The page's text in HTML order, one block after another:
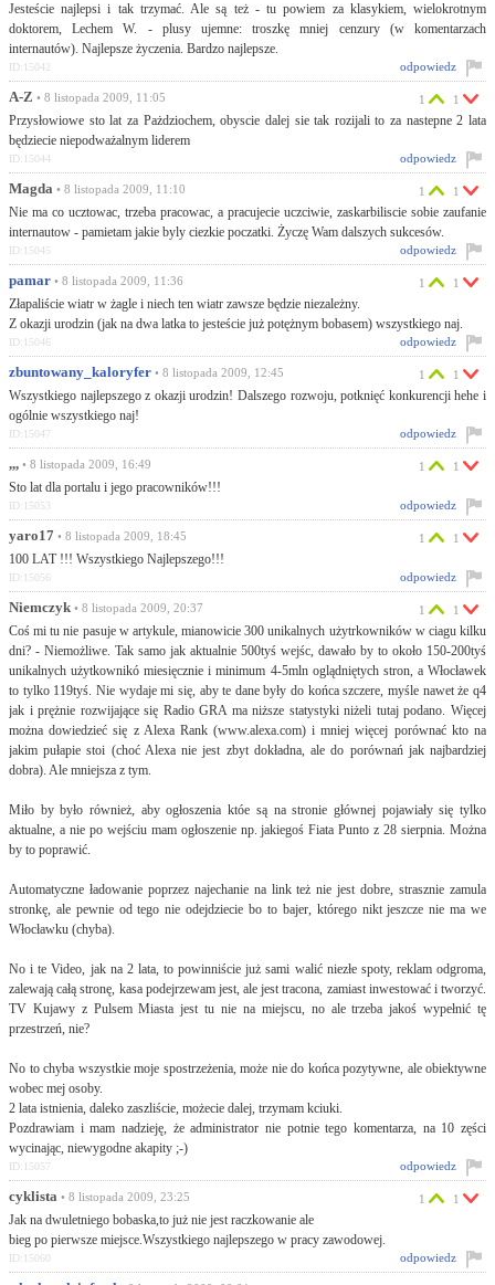
Jesteście najlepsi i tak trzymać. Ale są też - tu powiem za klasykiem, wielokrotnym
doktorem, Lechem W. - plusy ujemne: troszkę mniej cenzury (w komentarzach
internautów). Najlepsze życzenia. Bardzo najlepsze.
odpowiedz
ID:15042
A-Z • 8 listopada 2009, 11:05
Przysłowiowe sto lat za Pażdziochem, obyscie dalej sie tak rozijali to za nastepne 2 lata
będziecie niepodważalnym liderem
1 1
odpowiedz
ID:15044
Magda • 8 listopada 2009, 11:10
Nie ma co ucztowac, trzeba pracowac, a pracujecie uczciwie, zaskarbiliscie sobie zaufanie
internautow - pamietam jakie byly ciezkie poczatki. Życzę Wam dalszych sukcesów.
1 1
odpowiedz
ID:15045
pamar • 8 listopada 2009, 11:36
Złapaliście wiatr w żagle i niech ten wiatr zawsze będzie niezależny.
Z okazji urodzin (jak na dwa latka to jesteście już potężnym bobasem) wszystkiego naj.
1 1
odpowiedz
ID:15046
zbuntowany_kaloryfer • 8 listopada 2009, 12:45
Wszystkiego najlepszego z okazji urodzin! Dalszego rozwoju, potknięć konkurencji hehe i
ogólnie wszystkiego naj!
1 1
odpowiedz
ID:15047
,,, • 8 listopada 2009, 16:49
Sto lat dla portalu i jego pracowników!!!
1 1
odpowiedz
ID:15053
yaro17 • 8 listopada 2009, 18:45
100 LAT !!! Wszystkiego Najlepszego!!!
1 1
odpowiedz
ID:15056
Niemczyk • 8 listopada 2009, 20:37
Coś mi tu nie pasuje w artykule, mianowicie 300 unikalnych użytrkowników w ciagu kilku
dni? - Niemożliwe. Tak samo jak aktualnie 500tyś wejśc, dawało by to około 150-200tyś
unikalnych użytkownikó miesięcznie i minimum 4-5mln oglądniętych stron, a Włocławek
to tylko 119tyś. Nie wydaje mi się, aby te dane były do końca szczere, myśle nawet że q4
jak i prężnie rozwijające się Radio GRA ma niższe statystyki niżeli tutaj podano. Więcej
można dowiedzieć się z Alexa Rank (www.alexa.com) i mniej więcej porównać kto na
jakim pułapie stoi (choć Alexa nie jest zbyt dokładna, ale do porównań jak najbardziej
dobra). Ale mniejsza z tym.
Miło by było również, aby ogłoszenia któe są na stronie głównej pojawiały się tylko
aktualne, a nie po wejściu mam ogłoszenie np. jakiegoś Fiata Punto z 28 sierpnia. Można
by to poprawić.
Automatyczne ładowanie poprzez najechanie na link też nie jest dobre, strasznie zamula
stronkę, ale pewnie od tego nie odejdziecie bo to bajer, którego nikt jeszcze nie ma we
Włocławku (chyba).
No i te Video, jak na 2 lata, to powinniście już sami walić niezłe spoty, reklam odgroma,
zalewają całą stronę, kasa podejrzewam jest, ale jest tracona, zamiast inwestować i tworzyć.
TV Kujawy z Pulsem Miasta jest tu nie na miejscu, no ale trzeba jakoś wypełnić tę
przestrzeń, nie?
No to chyba wszystkie moje spostrzeżenia, może nie do końca pozytywne, ale obiektywne
wobec mej osoby.
2 lata istnienia, daleko zaszliście, możecie dalej, trzymam kciuki.
Pozdrawiam i mam nadzieję, że administrator nie potnie tego komentarza, na 10 zęści
wycinając, niewygodne akapity ;-)
1 1
odpowiedz
ID:15057
cyklista • 8 listopada 2009, 23:25
Jak na dwuletniego bobaska,to już nie jest raczkowanie ale
bieg po pierwsze miejsce.Wszystkiego najlepszego w pracy zawodowej.
1 1
odpowiedz
ID:15060